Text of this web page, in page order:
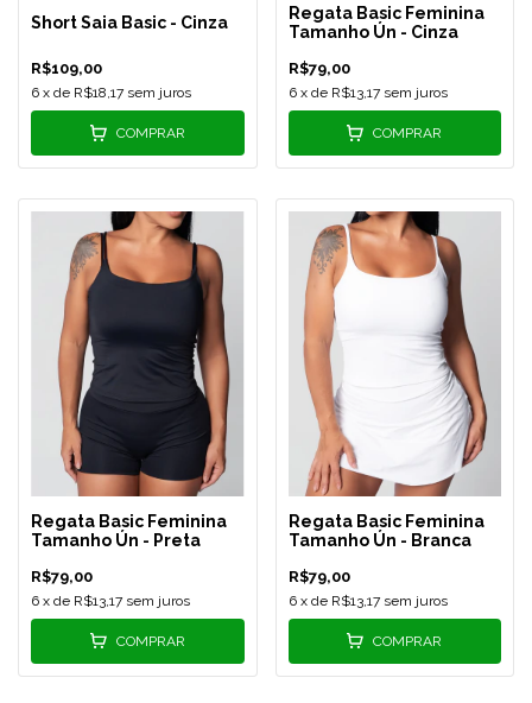
Short Saia Basic - Cinza
R$109,00
6 x de R$18,17 sem juros
COMPRAR
Regata Basic Feminina
Tamanho Ún - Cinza
R$79,00
6 x de R$13,17 sem juros
COMPRAR
Regata Basic Feminina
Tamanho Ún - Preta
R$79,00
6 x de R$13,17 sem juros
COMPRAR
Regata Basic Feminina
Tamanho Ún - Branca
R$79,00
6 x de R$13,17 sem juros
COMPRAR